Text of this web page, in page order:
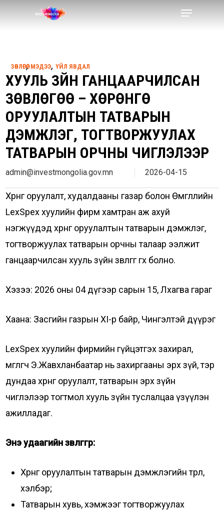
Menu
ЗӨВЛӨГӨӨ,МЭДЭЭ,ҮЙЛ ЯВДАЛ
ХУУЛЬ ЗҮЙН ГАНЦААРЧИЛСАН
ЗӨВЛӨГӨӨ – ХӨРӨНГӨ
ОРУУЛАЛТЫН ТАТВАРЫН
ДЭМЖЛЭГ, ТОГТВОРЖУУЛАХ
ТАТВАРЫН ОРЧНЫ ЧИГЛЭЛЭЭР
admin@investmongolia.gov.mn 2026-04-15
Хөрөнгө оруулалт, худалдааны газар болон Өмгөөллийн
LexSpex хуулийн фирм хамтран аж ахуй
нэгжүүдэд хөрөнгө оруулалтын татварын дэмжлэг,
тогтворжуулах татварын орчны талаар ээлжит
ганцаарчилсан хууль зүйн зөвлөгөөг өгөх болно.
Хэзээ: 2026 оны 04 дүгээр сарын 15, Лхагва гараг
Хаана: Засгийн газрын XI-р байр, Чингэлтэй дүүрэг
LexSpex хуулийн фирмийн гүйцэтгэх захирал,
өмгөөлөгч Э.Жавхланбаатар нь захиргааны эрх зүй, тэр
дундаа хөрөнгө оруулалт, татварын эрх зүйн
чиглэлээр тогтмол хууль зүйн туслалцаа үзүүлэн
ажилладаг.
Энэ удаагийн зөвлөгөөгөөр:
Хөрөнгө оруулалтын татварын дэмжлэгийн төрөл,
хэлбэр;
Татварын хувь, хэмжээг тогтворжуулах